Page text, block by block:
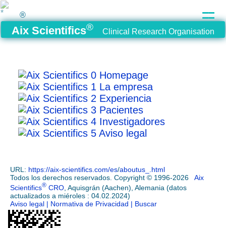
®
Aix Scientifics® Clinical Research Organisation
0 Homepage
1 La empresa
2 Experiencia
3 Pacientes
4 Investigadores
5 Aviso legal
URL: https://aix-scientifics.com/es/aboutus_.html
Todos los derechos reservados. Copyright © 1996-2026 Aix
Scientifics® CRO , Aquisgrán (Aachen), Alemania (datos
actualizados a miéroles : 04.02.2024)
Aviso legal | Normativa de Privacidad | Buscar